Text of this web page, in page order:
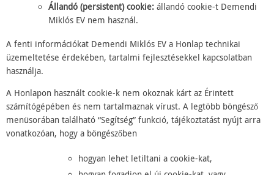
Állandó (persistent) cookie: állandó cookie-t Demendi
Miklós EV nem használ.
A fenti információkat Demendi Miklós EV a Honlap technikai
üzemeltetése érdekében, tartalmi fejlesztésekkel kapcsolatban
használja.
A Honlapon használt cookie-k nem okoznak kárt az Érintett
számítógépében és nem tartalmaznak vírust. A legtöbb böngésző
menüsorában található “Segítség” funkció, tájékoztatást nyújt arra
vonatkozóan, hogy a böngészőben
hogyan lehet letiltani a cookie-kat,